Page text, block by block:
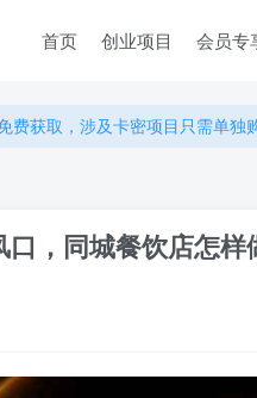
首页 创业项目 会员专
费获取，涉及卡密项目只需单独
费获取，涉及卡密项目只需单独
，同城餐饮店怎